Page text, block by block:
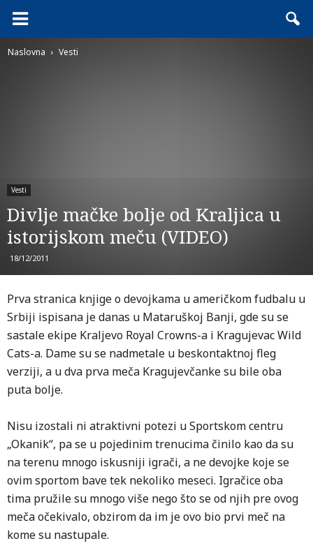
Naslovna Vesti
Vesti
Divlje mačke bolje od Kraljica u
istorijskom meču (VIDEO)
18/12/2011
Prva stranica knjige o devojkama u američkom fudbalu u
Srbiji ispisana je danas u Mataruškoj Banji, gde su se
sastale ekipe Kraljevo Royal Crowns-a i Kragujevac Wild
Cats-a. Dame su se nadmetale u beskontaktnoj fleg
verziji, a u dva prva meča Kragujevčanke su bile oba
puta bolje.
Nisu izostali ni atraktivni potezi u Sportskom centru
„Okanik“, pa se u pojedinim trenucima činilo kao da su
na terenu mnogo iskusniji igrači, a ne devojke koje se
ovim sportom bave tek nekoliko meseci. Igračice oba
tima pružile su mnogo više nego što se od njih pre ovog
meča očekivalo, obzirom da im je ovo bio prvi meč na
kome su nastupale.